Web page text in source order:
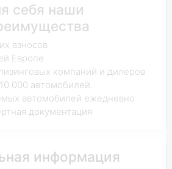
себя наши
взносов
Европе
компаний и дилеров
000 автомобилей.
автомобилей ежедневно
документация
информация